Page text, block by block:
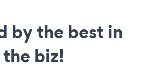
by the best in
the biz!